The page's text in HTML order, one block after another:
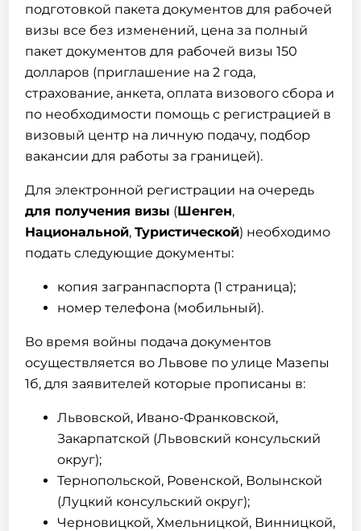
подготовкой пакета документов для рабочей
визы все без изменений, цена за полный
пакет документов для рабочей визы 150
долларов (приглашение на 2 года,
страхование, анкета, оплата визового сбора и
по необходимости помощь с регистрацией в
визовый центр на личную подачу, подбор
вакансии для работы за границей).
Для электронной регистрации на очередь
для получения визы (Шенген,
Национальной,Туристической) необходимо
подать следующие документы:
копия загранпаспорта (1 страница);
номер телефона (мобильный).
Во время войны подача документов
осуществляется во Львове по улице Мазепы
1б, для заявителей которые прописаны в:
Львовской, Ивано-Франковской,
Закарпатской (Львовский консульский
округ);
Тернопольской, Ровенской, Волынской
(Луцкий консульский округ);
Черновицкой, Хмельницкой, Винницкой,